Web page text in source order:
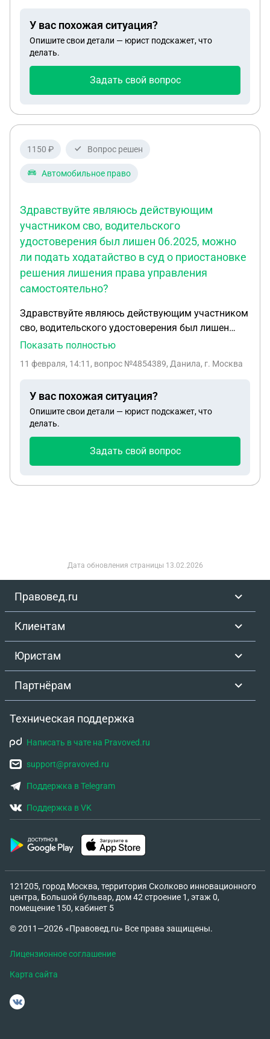
У вас похожая ситуация?
Опишите свои детали — юрист подскажет, что
делать.
Задать свой вопрос
1150 ₽ Вопрос решен
Автомобильное право
Здравствуйте являюсь действующим
участником сво, водительского
удостоверения был лишен 06.2025, можно
ли подать ходатайство в суд о приостановке
решения лишения права управления
самостоятельно?
Здравствуйте являюсь действующим участником
сво, водительского удостоверения был лишен
06.2025 , можно ли подать ходатайство в суд о
управления самостоятельно? без ходатайства
Показать полностью
11 февраля, 14:11 , вопрос №4854389, Данила, г. Москва
У вас похожая ситуация?
Опишите свои детали — юрист подскажет, что
делать.
Задать свой вопрос
Дата обновления страницы 13.02.2026
Правовед.ru
Клиентам
Юристам
Партнёрам
Техническая поддержка
Написать в чате на Pravoved.ru
support@pravoved.ru
Поддержка в Telegram
Поддержка в VK
121205, город Москва, территория Сколково инновационного
центра, Большой бульвар, дом 42 строение 1, этаж 0,
помещение 150, кабинет 5
© 2011—2026 «Правовед.ru» Все права защищены.
Лицензионное соглашение
Карта сайта